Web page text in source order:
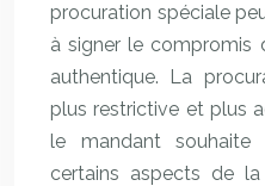
procuration spéciale
à signer le compromis
authentique. La
plus restrictive et plus
le mandant
certains aspects de